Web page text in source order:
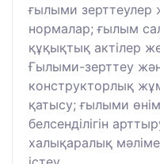
ғылыми зерттеулер
нормалар; ғылым
құқықтық актілер
Ғылыми-зерттеу
конструкторлық
қатысу; ғылыми
белсенділігін
халықаралық